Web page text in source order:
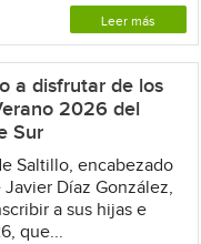
Leer más
a disfrutar de los
2026 del
Sur
Saltillo, encabezado
Díaz González,
a sus hijas e
que...